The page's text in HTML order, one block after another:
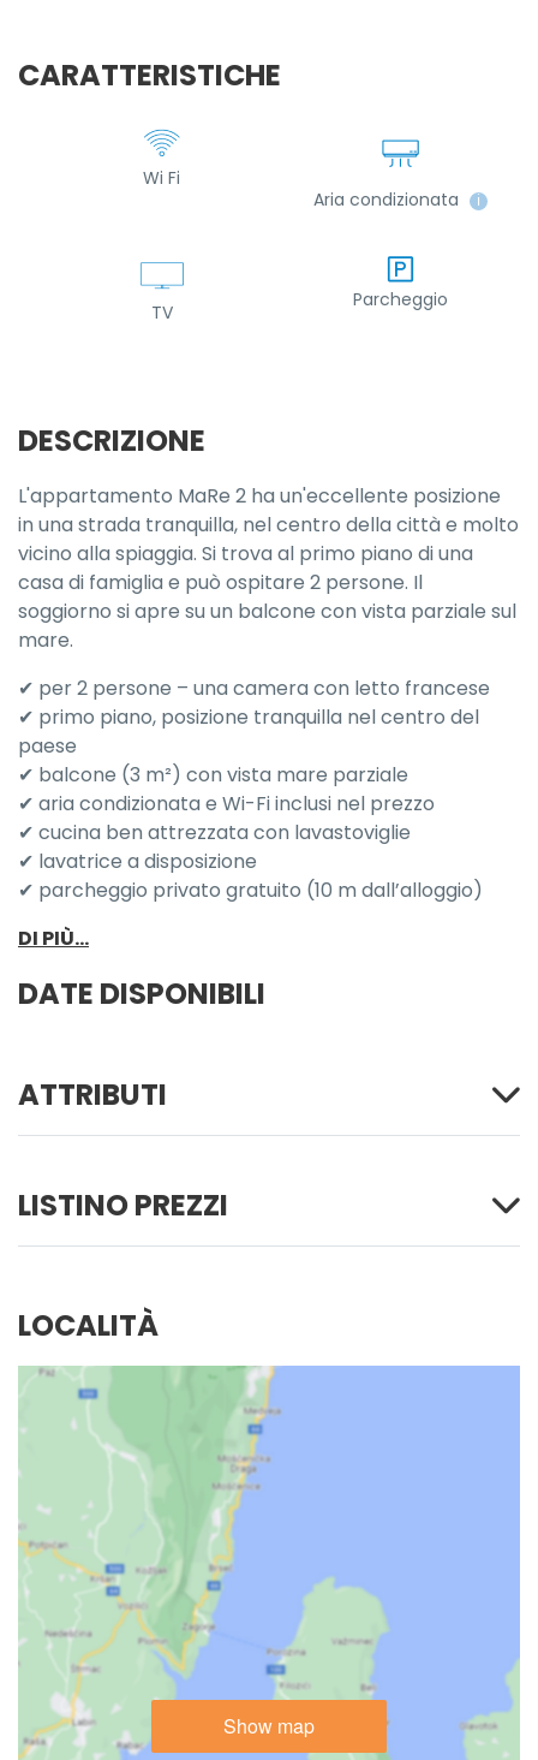
CARATTERISTICHE
Wi Fi
Aria condizionata
ℹ
TV
Parcheggio
DESCRIZIONE
L'appartamento MaRe 2 ha un'eccellente posizione
in una strada tranquilla, nel centro della città e molto
vicino alla spiaggia. Si trova al primo piano di una
casa di famiglia e può ospitare 2 persone. Il
soggiorno si apre su un balcone con vista parziale sul
mare.
✔ per 2 persone – una camera con letto francese
✔ primo piano, posizione tranquilla nel centro del
paese
✔ balcone (3 m²) con vista mare parziale
✔ aria condizionata e Wi-Fi inclusi nel prezzo
✔ cucina ben attrezzata con lavastoviglie
✔ lavatrice a disposizione
✔ parcheggio privato gratuito (10 m dall’alloggio)
DI PIÙ...
DATE DISPONIBILI
ATTRIBUTI
LISTINO PREZZI
LOCALITÀ
Show map